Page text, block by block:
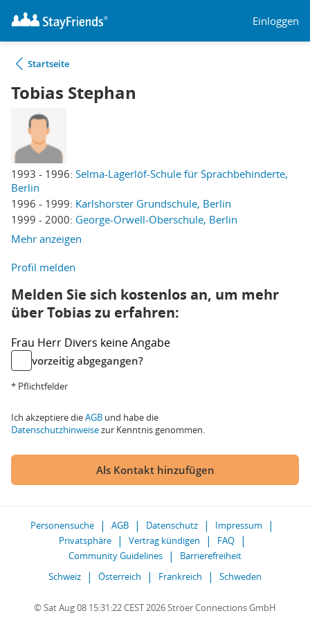
Einloggen
Startseite
Tobias Stephan
1993 - 1996: Selma-Lagerlöf-Schule für Sprachbehinderte,
Berlin
1996 - 1999: Karlshorster Grundschule, Berlin
1999 - 2000: George-Orwell-Oberschule, Berlin
Mehr anzeigen
Profil melden
Melden Sie sich kostenlos an, um mehr
über Tobias zu erfahren:
Frau Herr Divers keine Angabe
vorzeitig abgegangen?
* Pflichtfelder
Ich akzeptiere dieAGB und habe die
Datenschutzhinweisezur Kenntnis genommen.
Als Kontakt hinzufügen
Personensuche AGB Datenschutz
Impressum
Privatsphäre
Vertrag kündigen
FAQ
Community Guidelines
Barrierefreiheit
Schweiz
Österreich Frankreich Schweden
© Sat Aug 08 15:31:22 CEST 2026 Ströer Connections GmbH